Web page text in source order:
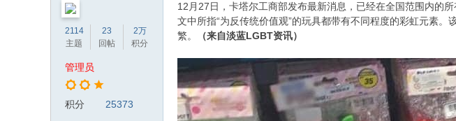
2114
主题
23
回帖
2万
积分
管理员
积分 25373
12月27日，卡塔尔工商部发布最新消息，已经在全国范围内的
文中所指“为反传统价值观”的玩具都带有不同程度的彩虹元素
繁。
（来自淡蓝LGBT资讯）